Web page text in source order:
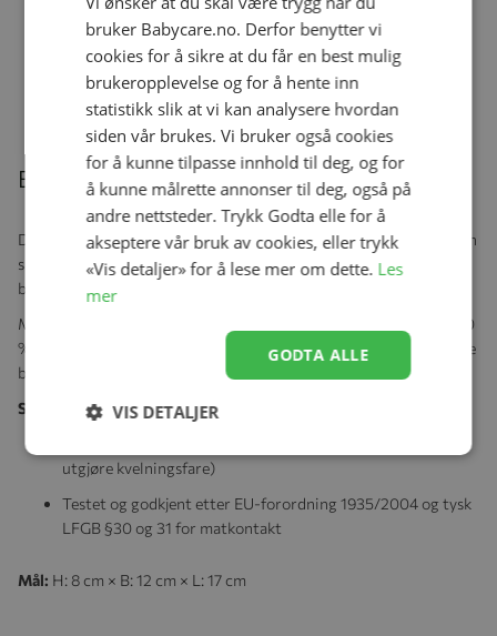
Kopp, Konges Sløjd, Lemon, 2 pk
Beskrivelse
Denne fargerike matboksen kombinerer lek og funksjonalitet på en
super måte! Med morsomme illustrasjoner og en glitrende effekt
blir lunsjpausen noe å glede seg til.
Matboksen er laget av 100 % polypropylen (PP), med lokkdel i 100
% silikon for bedre tetting. Den tåler oppvaskmaskin, men bør ikke
brukes i mikrobølgeovn eller med mat som overstiger 70 °C.
Sikkerhet og sertifiseringer:
utgjøre kvelningsfare)
Testet og godkjent etter EU-forordning 1935/2004 og tysk
LFGB §30 og 31 for matkontakt
Mål: H: 8 cm × B: 12 cm × L: 17 cm
bruker Babycare.no. Derfor benytter vi
cookies for å sikre at du får en best mulig
brukeropplevelse og for å hente inn
statistikk slik at vi kan analysere hvordan
siden vår brukes. Vi bruker også cookies
for å kunne tilpasse innhold til deg, og for
å kunne målrette annonser til deg, også på
andre nettsteder. Trykk Godta elle for å
akseptere vår bruk av cookies, eller trykk
«Vis detaljer» for å lese mer om dette. Les
mer
GODTA ALLE
VIS DETALJER